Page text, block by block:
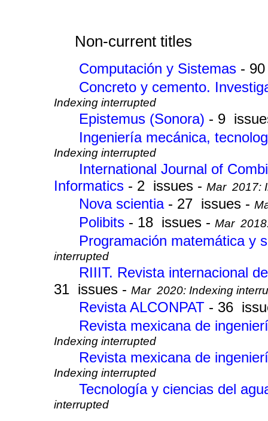
Non-current titles
Computación y Sistemas -
Concreto y cemento.
Indexing interrupted
Epistemus (Sonora) - 9
Ingeniería mecánica,
Indexing interrupted
International Journal of
Informatics - 2 issues - Mar 2017:
Nova scientia - 27 issues -
Polibits - 18 issues - Mar
Programación matemática y
interrupted
RIIIT. Revista internacional
31 issues - Mar 2020: Indexing
Revista ALCONPAT - 36
Revista mexicana de
Indexing interrupted
Revista mexicana de
Indexing interrupted
Tecnología y ciencias del
interrupted